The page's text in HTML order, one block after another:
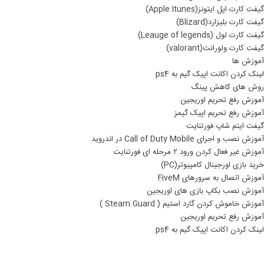
گیفت کارت اپل ایتونز(Apple Itunes)
گیفت کارت بلیزارد(Blizard)
گیفت کارت لول (Leauge of legends)
گیفت کارت ولورانت(valorant)
آموزش ها
لینک کردن اکانت اپیک گیم به ps4
روش های کاهش پینگ
آموزش رفع تحریم اوریجین
آموزش رفع تحریم اپیک گیمز
گیفت ایتم شاپ فورتنایت
آموزش نصب و اجرای Call of Duty Mobile در اندروید
آموزش غیر فعال کردن ورود ۲ مرحله ای فورتنایت
خرید بازی اورجینال کامپیوتر(PC)
آموزش اتصال به سرورهای FiveM
آموزش نصب بکاپ بازی های اوریجین
آموزش خاموش کردن گارد استیم ( Steam Guard )
آموزش رفع تحریم اوریجین
لینک کردن اکانت اپیک گیم به ps4